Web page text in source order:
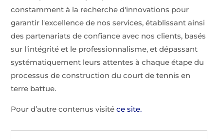
constamment à la recherche d'innovations pour
garantir l'excellence de nos services, établissant ainsi
des partenariats de confiance avec nos clients, basés
sur l'intégrité et le professionnalisme, et dépassant
systématiquement leurs attentes à chaque étape du
processus de construction du court de tennis en
terre battue.
Pour d’autre contenus visitéce site.